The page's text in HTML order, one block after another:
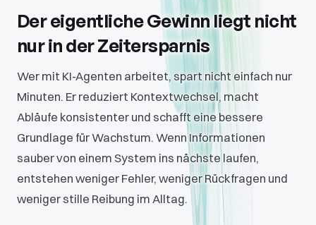
Der eigentliche Gewinn liegt nicht
nur in der Zeitersparnis
Wer mit KI-Agenten arbeitet, spart nicht einfach nur
Minuten. Er reduziert Kontextwechsel, macht
Abläufe konsistenter und schafft eine bessere
Grundlage für Wachstum. Wenn Informationen
sauber von einem System ins nächste laufen,
entstehen weniger Fehler, weniger Rückfragen und
weniger stille Reibung im Alltag.